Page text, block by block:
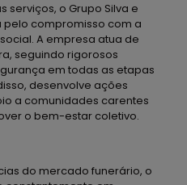
serviços, o Grupo Silva e
pelo compromisso com a
A empresa atua de
seguindo rigorosos
em todas as etapas
desenvolve ações
a comunidades carentes
o bem-estar coletivo.
do mercado funerário, o